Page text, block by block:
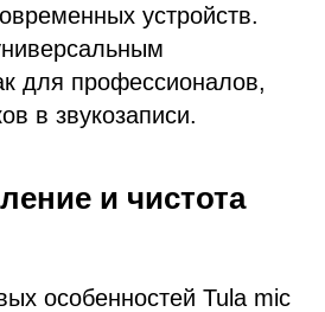
устройств.
для профессионалов,
в звукозаписи.
и чистота
особенностей Tula mic